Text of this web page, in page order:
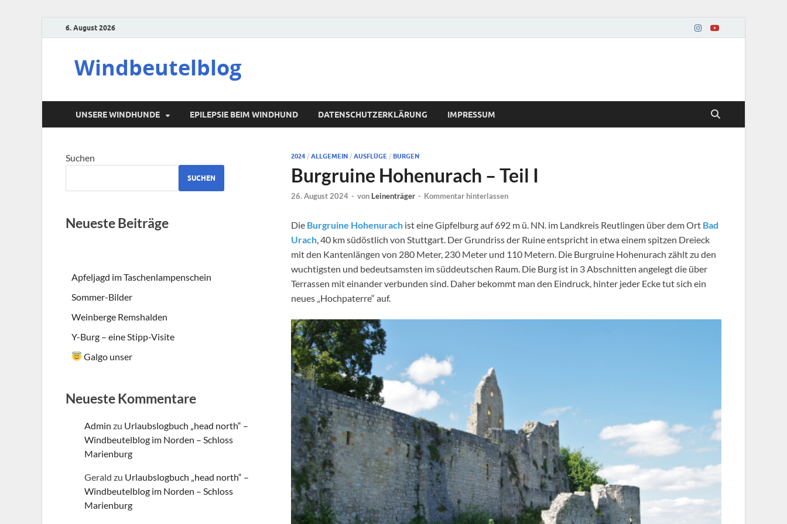
6. August 2026
Windbeutelblog
UNSERE WINDHUNDE EPILEPSIE BEIM WINDHUND DATENSCHUTZERKLÄRUNG IMPRESSUM
2024 / ALLGEMEIN / AUSFLÜGE / BURGEN
Burgruine Hohenurach – Teil I
26. August 2024 - von Leinenträger - Kommentar hinterlassen
Die Burgruine Hohenurach ist eine Gipfelburg auf 692 m ü. NN. im Landkreis Reutlingen über dem Ort Bad
Urach, 40 km südöstlich von Stuttgart. Der Grundriss der Ruine entspricht in etwa einem spitzen Dreieck
mit den Kantenlängen von 280 Meter, 230 Meter und 110 Metern. Die Burgruine Hohenurach zählt zu den
wuchtigsten und bedeutsamsten im süddeutschen Raum. Die Burg ist in 3 Abschnitten angelegt die über
Terrassen mit einander verbunden sind. Daher bekommt man den Eindruck, hinter jeder Ecke tut sich ein
neues „Hochpaterre“ auf.
Suchen
SUCHEN
Neueste Beiträge
Apfeljagd im Taschenlampenschein
Sommer-Bilder
Weinberge Remshalden
Y-Burg – eine Stipp-Visite
Galgo unser
Neueste Kommentare
Admin zu Urlaubslogbuch „head north“ –
Windbeutelblog im Norden – Schloss
Marienburg
Gerald zu Urlaubslogbuch „head north“ –
Windbeutelblog im Norden – Schloss
Marienburg